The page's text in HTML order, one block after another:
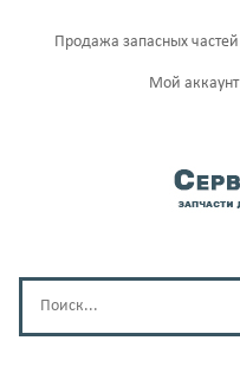
Продажа запасных
Мой аккаунт